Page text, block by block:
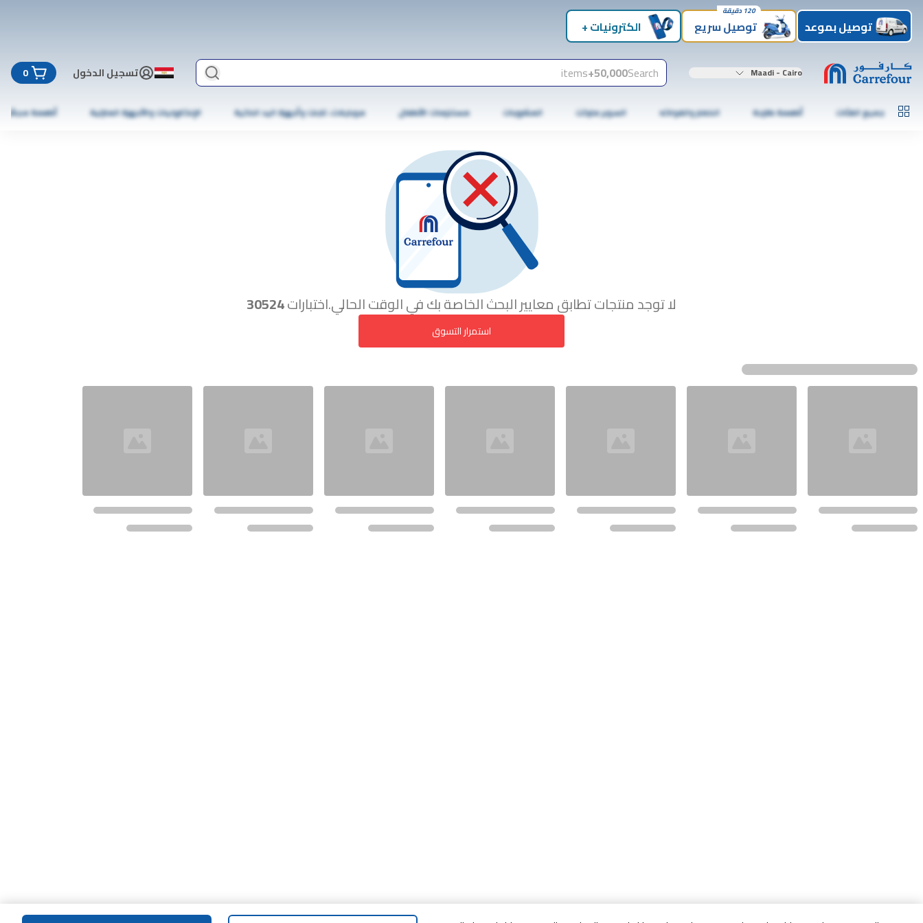
توصيل بموعد توصيل سريع
120 دقيقة
الكترونيات +
Maadi - Cairo
Search
50,000+
items تسجيل الدخول 0
جميع الفئات أطعمة طازجة الخضار والفواكه السوبر ماركت المشروبات مستلزمات الأطفال موبايلات، تابلت وأجهزة اليد الذكية الإلكترونيات والأجهزة المنزلية أطعمة مجمّدة
لا توجد منتجات تطابق معايير البحث الخاصة بك في الوقت الحالي.اختبارات30524
استمرار التسوق